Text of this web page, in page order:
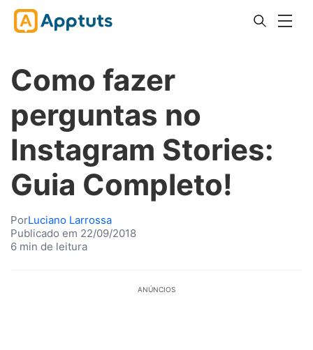
Como fazer
perguntas no
Instagram Stories:
Guia Completo!
PorLuciano Larrossa
Publicado em 22/09/2018
6 min de leitura
ANÚNCIOS